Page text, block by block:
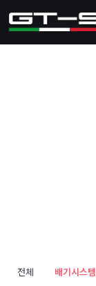
전체 배기시스템